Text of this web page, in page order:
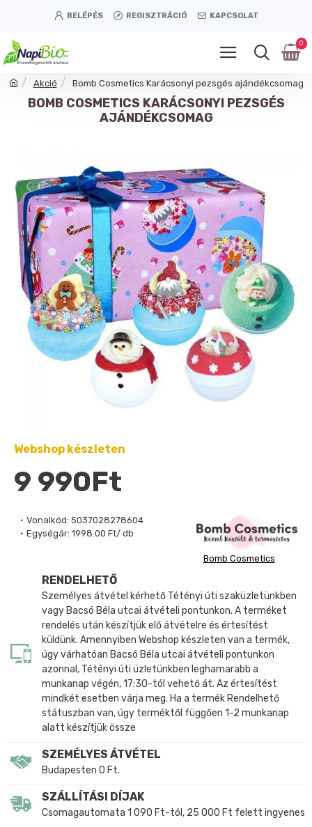
BELÉPÉS REGISZTRÁCIÓ KAPCSOLAT
0
Akció Bomb Cosmetics Karácsonyi pezsgés ajándékcsomag
BOMB COSMETICS KARÁCSONYI PEZSGÉS
AJÁNDÉKCSOMAG
Vonalkód: 5037028278604
Egységár: 1998.00 Ft/ db
Bomb Cosmetics
Webshop készleten
9 990Ft
RENDELHETŐ
Személyes átvétel kérhető Tétényi úti szaküzletünkben
vagy Bacsó Béla utcai átvételi pontunkon. A terméket
rendelés után készítjük elő átvételre és értesítést
küldünk. Amennyiben Webshop készleten van a termék,
úgy várhatóan Bacsó Béla utcai átvételi pontunkon
azonnal, Tétényi úti üzletünkben leghamarabb a
munkanap végén, 17:30-tól vehető át. Az értesítést
mindkét esetben várja meg. Ha a termék Rendelhető
státuszban van, úgy terméktől függően 1-2 munkanap
alatt készítjük össze
SZEMÉLYES ÁTVÉTEL
Budapesten 0 Ft.
SZÁLLÍTÁSI DÍJAK
Csomagautomata 1 090 Ft-tól, 25 000 Ft felett ingyenes